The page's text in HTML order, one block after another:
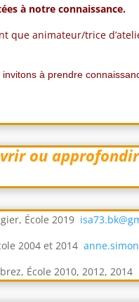
à notre connaissance.
que animateur/trice
invitons à prendre
ou
École 2019
2004 et 2014
École 2010, 2012, 2014